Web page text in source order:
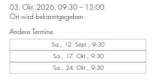
03. Okt. 2026, 09:30 – 13:00
Ort wird bekanntgegeben
Andere Termine
Sa., 12. Sept., 9:30
Sa., 17. Okt., 9:30
Sa., 24. Okt., 9:30